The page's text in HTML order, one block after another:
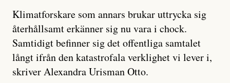
Klimatforskare som annars brukar uttrycka sig
återhållsamt erkänner sig nu vara i chock.
Samtidigt befinner sig det offentliga samtalet
långt ifrån den katastrofala verklighet vi lever i,
skriver Alexandra Urisman Otto.